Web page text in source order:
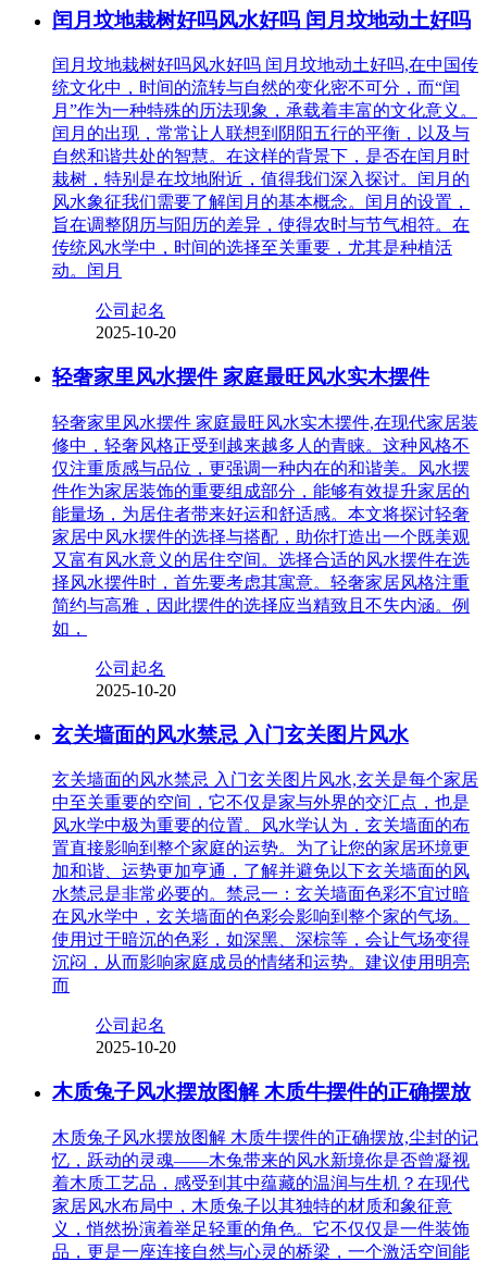
闰月坟地栽树好吗风水好吗 闰月坟地动土好吗
闰月坟地栽树好吗风水好吗 闰月坟地动土好吗,在中国传
统文化中，时间的流转与自然的变化密不可分，而“闰
月”作为一种特殊的历法现象，承载着丰富的文化意义。
闰月的出现，常常让人联想到阴阳五行的平衡，以及与
自然和谐共处的智慧。在这样的背景下，是否在闰月时
栽树，特别是在坟地附近，值得我们深入探讨。闰月的
风水象征我们需要了解闰月的基本概念。闰月的设置，
旨在调整阴历与阳历的差异，使得农时与节气相符。在
传统风水学中，时间的选择至关重要，尤其是种植活
动。闰月
公司起名
2025-10-20
轻奢家里风水摆件 家庭最旺风水实木摆件
轻奢家里风水摆件 家庭最旺风水实木摆件,在现代家居装
修中，轻奢风格正受到越来越多人的青睐。这种风格不
仅注重质感与品位，更强调一种内在的和谐美。风水摆
件作为家居装饰的重要组成部分，能够有效提升家居的
能量场，为居住者带来好运和舒适感。本文将探讨轻奢
家居中风水摆件的选择与搭配，助你打造出一个既美观
又富有风水意义的居住空间。选择合适的风水摆件在选
择风水摆件时，首先要考虑其寓意。轻奢家居风格注重
简约与高雅，因此摆件的选择应当精致且不失内涵。例
如，
公司起名
2025-10-20
玄关墙面的风水禁忌 入门玄关图片风水
玄关墙面的风水禁忌 入门玄关图片风水,玄关是每个家居
中至关重要的空间，它不仅是家与外界的交汇点，也是
风水学中极为重要的位置。风水学认为，玄关墙面的布
置直接影响到整个家庭的运势。为了让您的家居环境更
加和谐、运势更加亨通，了解并避免以下玄关墙面的风
水禁忌是非常必要的。禁忌一：玄关墙面色彩不宜过暗
在风水学中，玄关墙面的色彩会影响到整个家的气场。
使用过于暗沉的色彩，如深黑、深棕等，会让气场变得
沉闷，从而影响家庭成员的情绪和运势。建议使用明亮
而
公司起名
2025-10-20
木质兔子风水摆放图解 木质牛摆件的正确摆放
木质兔子风水摆放图解 木质牛摆件的正确摆放,尘封的记
忆，跃动的灵魂——木兔带来的风水新境你是否曾凝视
着木质工艺品，感受到其中蕴藏的温润与生机？在现代
家居风水布局中，木质兔子以其独特的材质和象征意
义，悄然扮演着举足轻重的角色。它不仅仅是一件装饰
品，更是一座连接自然与心灵的桥梁，一个激活空间能